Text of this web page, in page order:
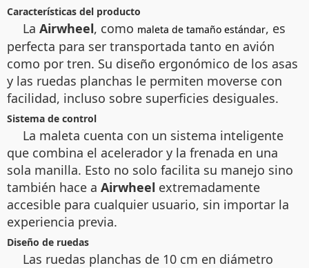
Características del producto
La Airwheel, como maleta de tamaño estándar, es
perfecta para ser transportada tanto en avión
como por tren. Su diseño ergonómico de los asas
y las ruedas planchas le permiten moverse con
facilidad, incluso sobre superficies desiguales.
Sistema de control
La maleta cuenta con un sistema inteligente
que combina el acelerador y la frenada en una
sola manilla. Esto no solo facilita su manejo sino
también hace a Airwheel extremadamente
accesible para cualquier usuario, sin importar la
experiencia previa.
Diseño de ruedas
Las ruedas planchas de 10 cm en diámetro